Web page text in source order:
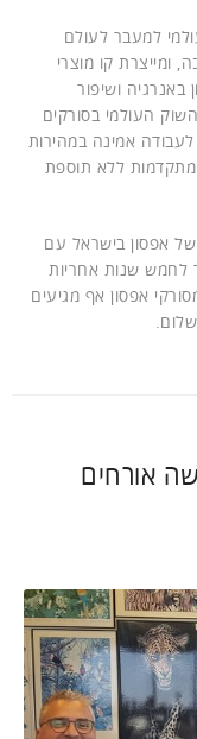
למעבר לעולם
ומייצרת קו מוצרי
באנרגיה ושיפור
העולמי בסורקים
לעבודה אמינה במהירות
מתקדמות ללא תוספת
אפסון בישראל עם
לחמש שנות אחריות
אפסון אף מגיעים
אורחים